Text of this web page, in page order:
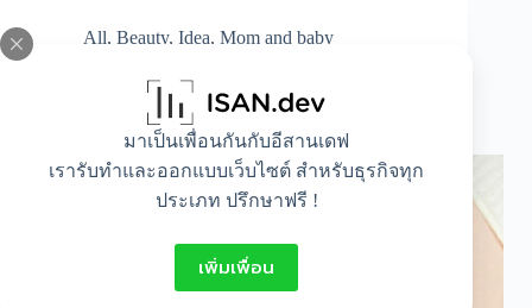
มาเป็นเพื่อนกันกับอีสานเดฟ
เรารับทำและออกแบบเว็บไซต์ สำหรับธุรกิจทุก
ประเภท ปรึกษาฟรี !
เพิ่มเพื่อน
All, Beauty, Idea, Mom and baby
อัปเดตล่าสุด ! ค่าใช้จ่ายเด็กหลอดแก้ว ราคา